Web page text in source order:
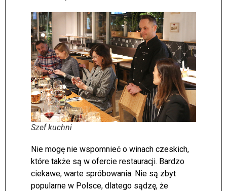
Szef kuchni
Nie mogę nie wspomnieć o winach czeskich,
które także są w ofercie restauracji. Bardzo
ciekawe, warte spróbowania. Nie są zbyt
popularne w Polsce, dlatego sądzę, że